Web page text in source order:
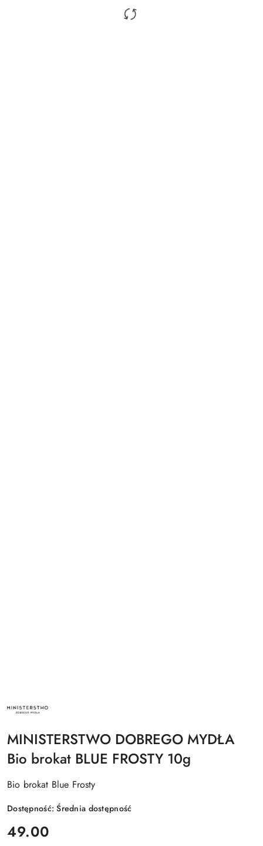
NAZWA
PRODUCENTA:
MYDŁA
MINISTERSTWO DOBREGO MYDŁA
Bio brokat BLUE FROSTY 10g
Bio brokat Blue Frosty
Dostępność:Średnia dostępność
cena:
49.00